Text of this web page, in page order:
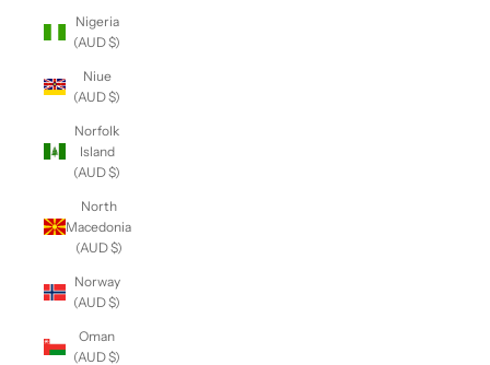
Nigeria
(AUD $)
Niue
(AUD $)
Norfolk
Island
(AUD $)
North
Macedonia
(AUD $)
Norway
(AUD $)
Oman
(AUD $)